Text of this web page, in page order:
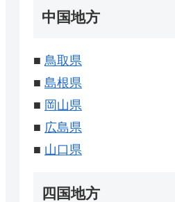
中国地方
■ 鳥取県
■ 島根県
■ 岡山県
■ 広島県
■ 山口県
四国地方